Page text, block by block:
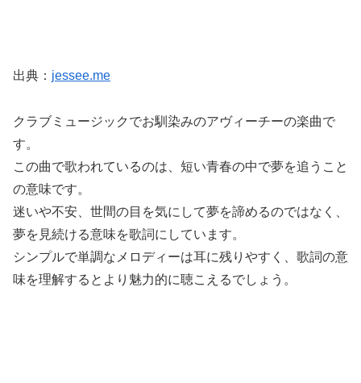
出典： jessee.me
クラブミュージックでお馴染みのアヴィーチーの楽曲で
す。
この曲で歌われているのは、短い青春の中で夢を追うこと
の意味です。
迷いや不安、世間の目を気にして夢を諦めるのではなく、
夢を見続ける意味を歌詞にしています。
シンプルで単調なメロディーは耳に残りやすく、歌詞の意
味を理解するとより魅力的に聴こえるでしょう。